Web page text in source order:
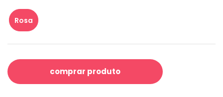
Rosa
comprar produto